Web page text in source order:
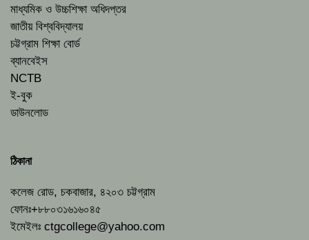
মাধ্যমিক ও উচ্চশিক্ষা অধিদপ্তর
জাতীয় বিশ্ববিদ্যালয়
চট্টগ্রাম শিক্ষা বোর্ড
ব্যানবেইস
NCTB
ই-বুক
ডাউনলোড
ঠিকানা
কলেজ রোড, চকবাজার, ৪২০৩ চট্টগ্রাম
ফোনঃ+৮৮০৩১৬১৬০৪৫
ইমেইলঃ ctgcollege@yahoo.com